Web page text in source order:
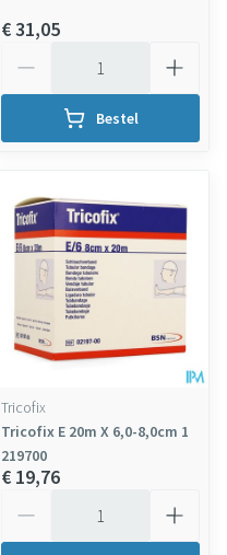
€ 31,05
Bestel
Tricofix
Tricofix E 20m X 6,0-8,0cm 1
219700
€ 19,76